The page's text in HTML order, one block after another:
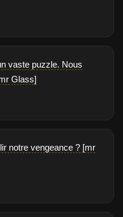
vaste puzzle. Nous
Glass]
notre vengeance ? [mr